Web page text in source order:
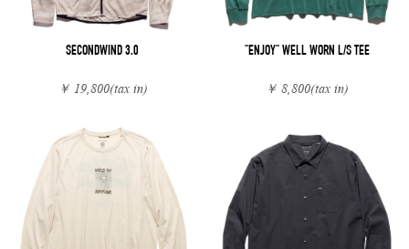
SECONDWIND 3.0
￥ 19,800(tax in)
"ENJOY" WELL WORN L/S TEE
￥ 8,800(tax in)